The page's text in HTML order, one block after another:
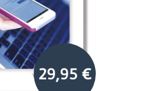
29,95 €